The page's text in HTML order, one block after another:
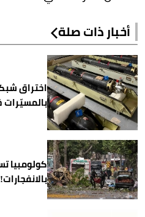
أخبار ذات صلة
اختراق
بالمسيّرات
كولومبيا
بالانفجارات!